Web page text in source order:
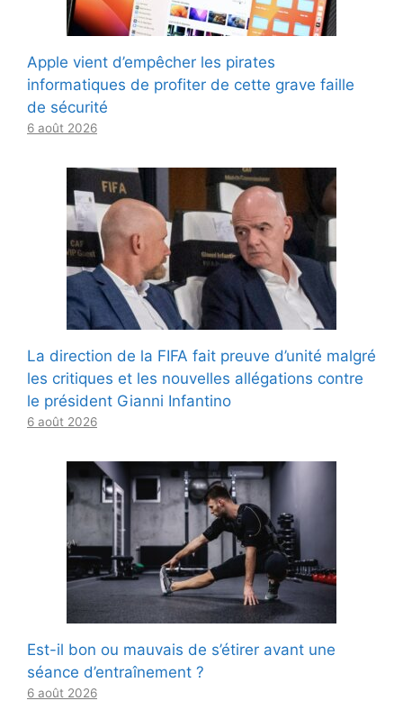
Apple vient d’empêcher les pirates
informatiques de profiter de cette grave faille
de sécurité
6 août 2026
La direction de la FIFA fait preuve d’unité malgré
les critiques et les nouvelles allégations contre
le président Gianni Infantino
6 août 2026
Est-il bon ou mauvais de s’étirer avant une
séance d’entraînement ?
6 août 2026